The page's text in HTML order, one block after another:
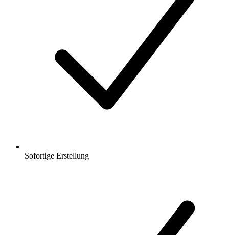
Sofortige Erstellung